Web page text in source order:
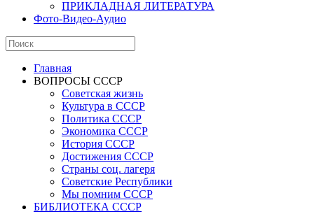
ПРИКЛАДНАЯ ЛИТЕРАТУРА
Фото-Видео-Аудио
Главная
ВОПРОСЫ СССР
Советская жизнь
Культура в СССР
Политика СССР
Экономика СССР
История СССР
Достижения СССР
Страны соц. лагеря
Советские Республики
Мы помним СССР
БИБЛИОТЕКА СССР